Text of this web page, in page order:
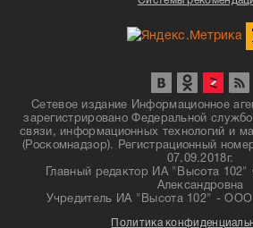
Сетевое издание Информационное
зарегистрировано Федеральной
связи, информационных технологий и
(Роскомнадзор). Регистрационный
07.09.2018г.
Главный редактор ИА "Высота 102"
Александровна
Учредитель ИА "Высота 102" -
Политика